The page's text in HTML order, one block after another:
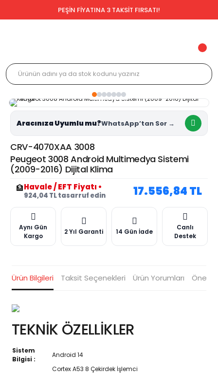
PEŞİN FİYATINA 3 TAKSİT FIRSATI!
Aracınıza Uyumlu mu?
CRV-4070XAA 3008
Peugeot 3008 Android Multimedya Sistemi
(2009-2016) Dijital Klima
🏦Havale / EFT Fiyatı •
924,04 TL tasarruf edin 17.556,84 TL
Aynı Gün
Kargo
2 Yıl Garanti 14 Gün İade
Canlı
Destek
Ürün Bilgileri Taksit Seçenekleri Ürün Yorumları
TEKNİK ÖZELLİKLER
Sistem
Bilgisi :
Android 14
Cortex A53 8 Çekirdek İşlemci